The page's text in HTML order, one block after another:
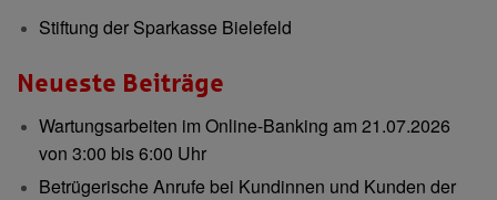
Stiftung der Sparkasse Bielefeld
Neueste Beiträge
Wartungsarbeiten im Online-Banking am 21.07.2026
von 3:00 bis 6:00 Uhr
Betrügerische Anrufe bei Kundinnen und Kunden der